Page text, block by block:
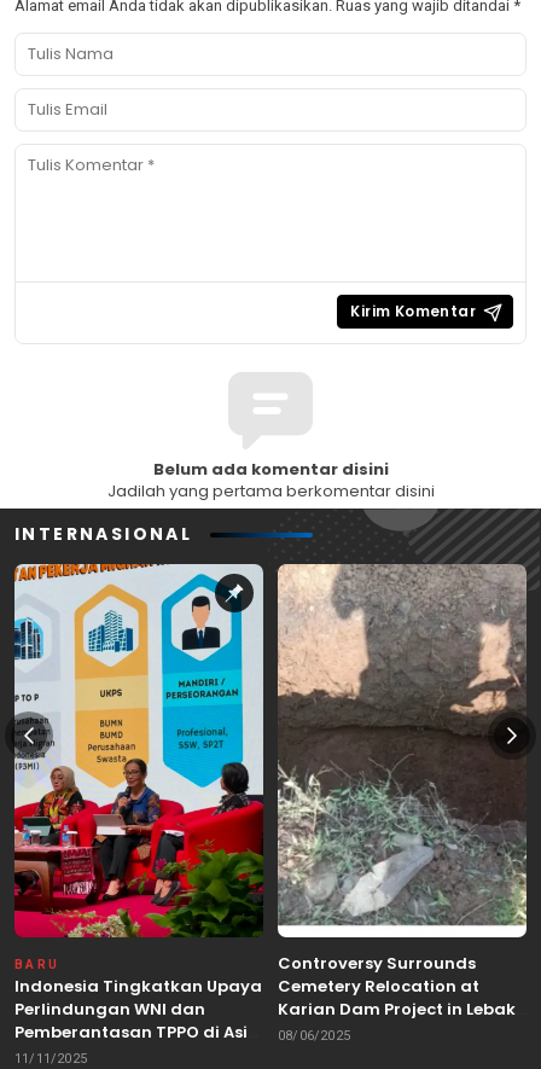
Alamat email Anda tidak akan dipublikasikan. Ruas yang wajib ditandai *
Belum ada komentar disini
Jadilah yang pertama berkomentar disini
INTERNASIONAL
BARU
Indonesia Tingkatkan Upaya
Perlindungan WNI dan
Pemberantasan TPPO di Asia
Tenggara
11/11/2025
Controversy Surrounds
Cemetery Relocation at
Karian Dam Project in Lebak,
Banten
08/06/2025